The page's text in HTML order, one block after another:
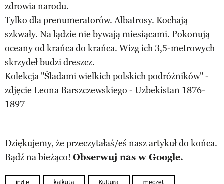
zdrowia narodu.
Tylko dla prenumeratorów. Albatrosy. Kochają
szkwały. Na lądzie nie bywają miesiącami. Pokonują
oceany od krańca do krańca. Wizg ich 3,5-metrowych
skrzydeł budzi dreszcz.
Kolekcja "Śladami wielkich polskich podróżników" -
zdjęcie Leona Barszczewskiego - Uzbekistan 1876-
1897
Dziękujemy, że przeczytałaś/eś nasz artykuł do końca.
Bądź na bieżąco! Obserwuj nas w Google.
indie kalkuta Kultura meczet